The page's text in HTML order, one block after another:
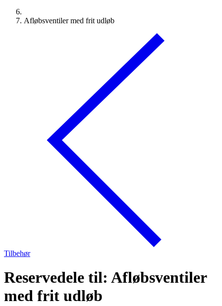
Afløbsventiler med frit udløb
Tilbehør
Reservedele til: Afløbsventiler
med frit udløb